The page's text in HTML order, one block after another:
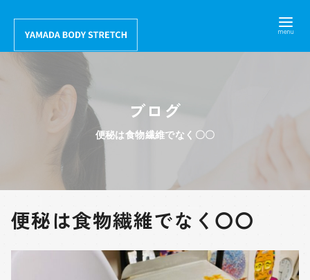
テ
ブログ
便秘は食物繊維でなく〇〇
便秘は食物繊維でなく〇〇